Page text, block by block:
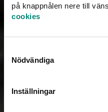
på knappnålen nere till
cookies
Nödvändiga
Inställningar
reports (in